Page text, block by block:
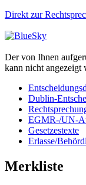
Direkt zur
Der von Ihnen
kann nicht angezeigt
Dublin-
EGMR-/UN-
Gesetzestexte
Erlasse/
Merkliste